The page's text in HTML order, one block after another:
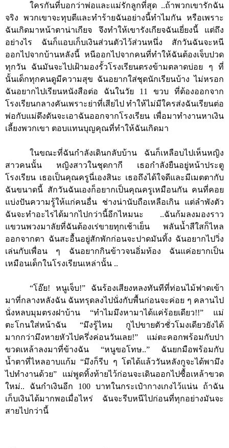
ใครกันที่บอกว่าพ่อและแม่รักลูกที่สุด ..ถ้าพวกเขารักฉัน
จริง พวกเขาจะทุบตีและทำร้ายฉันอย่างนี้ทำไมกัน หรือเพราะ
ฉันเกิดมาหน้าตาน่าเกียจ จึงทำให้เขารังเกียจฉันเยี่ยงนี้ แต่ถึง
อย่างไร ฉันก็แอบเก็บเงินส่วนตัวไว้ส่วนหนึ่ง สักวันฉันจะหนี
ออกไปจากบ้านหลังนี้ หนีออกไปจากคนที่ทำให้ฉันต้องเจ็บปวด
ทุกวัน ฉันมันจะไปเฝ้ามองรั้วโรงเรียนตรงข้ามตลาดบ่อย ๆ ที่
นั้นเด็กทุกคนดูมีความสุข ฉันอยากใส่ชุดนักเรียนบ้าง ไม่หรอก
ฉันอยากไปเรียนหนังสือต่อ ฉันในวัย 11 ขวบ ที่ต้องออกจาก
โรงเรียนกลางคันเพราะย่าที่เสียไป ทำให้ไม่มีใครส่งฉันเรียนต่อ
พ่อกับแม่ดึงดันจะเอาฉันออกจากโรงเรียน เพื่อมาทำงานหาเงิน
เลี้ยงพวกเขา ตอบแทนบุญคุณที่ทำให้ฉันเกิดมา
ในขณะที่ฉันกำลังเดินกลับบ้าน ฉันก็เหลือบไปเห็นหญิง
สาวคนนั้น หญิงสาวในชุดกากี เธอกำลังยืนอยู่หน้าประตู
โรงเรียน เธอเป็นคุณครูนี่เองสินะ เธอถึงได้ใจดีและมีเมตตากับ
ฉันขนาดนี้ สักวันฉันเองก็อยากเป็นคุณครูเหมือนกัน คนที่คอย
แบ่งปันความรู้ให้แก่คนอื่น ช่างน่านับถือเหลือเกิน แต่ลำพังตัว
ฉันจะทำอะไรได้มากไปกว่านี้อีกไหมนะ ..ฉันก้มลงมองราว
แขวนพวงมาลัยที่ฉันต้องเร่ขายทุกเช้าเย็น พลันน้ำสีใสก็ไหล
ออกจากตา ฉันสะอื้นอยู่สักพักก่อนจะปาดมันทิ้ง ฉันอยากไปวิ่ง
เล่นกับเพื่อน ๆ ฉันอยากกินข้าวจนอิ่มท้อง ฉันแค่อยากเป็น
เหมือนเด็กในโรงเรียนเหล่านั้น ..
“โอ๊ย! หนูเจ็บ!” ฉันร้องเสียงหลงทันทีที่ท่อนไม้ฟาดเข้า
มาที่กลางหลังฉัน ฉันทรุดลงไปนั่งกับพื้นก่อนจะค่อย ๆ คลานไป
นั่งหลบมุมตรงฝาบ้าน “ทำไมมึงหามาได้แค่ร้อยเดียว!!” แม่
ตะโกนใส่หน้าฉัน “มึงรู้ไหม กูไปขายตัวชั่วโมงเดียวยังได้
มากกว่ามึงหายหัวไปครึ่งค่อนวันเลย!” แม่ตะคอกพร้อมกับปา
ขวดเหล้าลงมาที่ข้างฉัน “หนูขอโทษ..” ฉันยกมือพร้อมกับ
น้ำตาที่ไหลอาบแก้ม “มึงก็รีบ ๆ โตได้แล้ววันหลังกูจะได้พามึง
ไปทำงานด้วย” แม่พูดทิ้งท้ายไว้ก่อนจะเดินออกไปซื้อเหล้าขวด
ใหม่.. ฉันกำเงินอีก 100 บาทในกระเป๋ากางเกงไว้แน่น ถ้าฉัน
เก็บเงินได้มากพอเมื่อไหร่ ฉันจะรีบหนีไปก่อนที่ทุกอย่างมันจะ
สายไปกว่านี้